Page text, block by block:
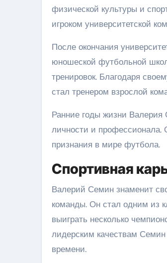
физической культуры и
игроком университетской
После окончания
юношеской футбольной
тренировок. Благодаря
стал тренером взрослой
Ранние годы жизни
личности и профессионала.
признания в мире футбола.
Спортивная
Валерий Семин знаменит
команды. Он стал одним из
выиграть несколько
лидерским качествам
времени.